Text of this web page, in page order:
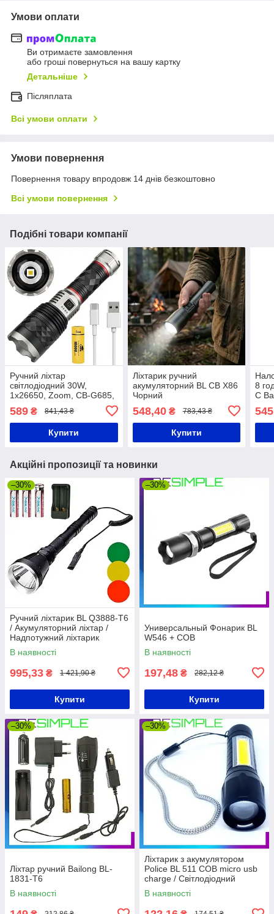
Умови оплати
Ви отримаєте замовлення
або гроші повернуться на вашу картку
Детальніше
Післяплата
Всі умови оплати
Умови повернення
Повернення товару впродовж 14 днів безкоштовно
Всі умови повернення
Подібні товари компанії
Ручний ліхтар
світлодіодний 30W,
1х26650, Zoom, CB-G685,
Чорний / Акумуляторний
ліхтар тактичний / LED-
ліхтарик металевий
589 ₴ 841,43 ₴
Купити
Ліхтарик ручний
акумуляторний BL CB X86
Чорний
548,40₴ 783,43 ₴
Купити
8
C
545
Акційні пропозиції та новинки
–30%
Ручний ліхтарик BL Q3888-T6
/ Акумуляторний ліхтар /
Надпотужний ліхтарик
В наявності
995,33 ₴ 1 421,90 ₴
Купити
–30%
Универсальный Фонарик BL
W546 + COB
В наявності
197,48 ₴ 282,12 ₴
Купити
–30%
Ліхтар ручний Bailong BL-
1831-Т6
В наявності
–30%
Ліхтарик з акумулятором
Police BL 511 COB micro usb
charge / Світлодіодний
ліхтарик
В наявності